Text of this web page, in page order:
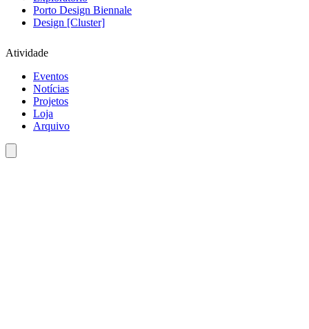
Porto Design Biennale
Design [Cluster]
Atividade
Eventos
Notícias
Projetos
Loja
Arquivo